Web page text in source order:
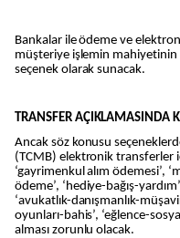
Bankalar ile ödeme ve
müşteriye işlemin mahiyetinin
seçenek olarak sunacak.
TRANSFER AÇIKLAMASINDA
Ancak söz konusu
(TCMB) elektronik transferler
‘gayrimenkul alım ödemesi’,
ödeme’, ‘hediye-bağış-
‘avukatlık-danışmanlık-
oyunları-bahis’, ‘eğlence-
alması zorunlu olacak.